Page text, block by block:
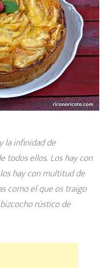
la infinidad de
todos ellos. Los hay con
hay con multitud de
como el que os traigo
rústico de